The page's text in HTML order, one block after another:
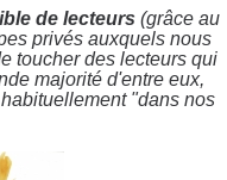
de lecteurs (grâce au
privés auxquels nous
toucherdes lecteurs qui
majorité d'entre eux,
"dans nos